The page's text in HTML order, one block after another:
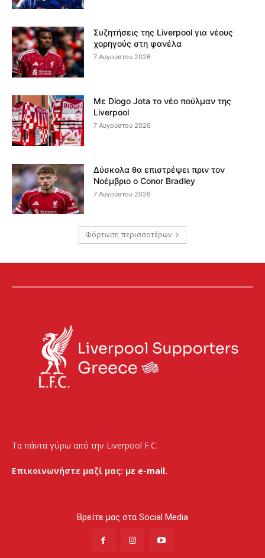
Συζητήσεις της Liverpool για νέους
χορηγούς στη φανέλα
7 Αυγούστου 2026
Με Diogo Jota το νέο πούλμαν της
Liverpool
7 Αυγούστου 2026
Δύσκολα θα επιστρέψει πριν τον
Νοέμβριο ο Conor Bradley
7 Αυγούστου 2026
Φόρτωση περισσοτέρων
Τα πάντα γύρω από την Liverpool F.C.
Επικοινωνήστε μαζί μας: με e-mail.
Βρείτε μας στα Social Media